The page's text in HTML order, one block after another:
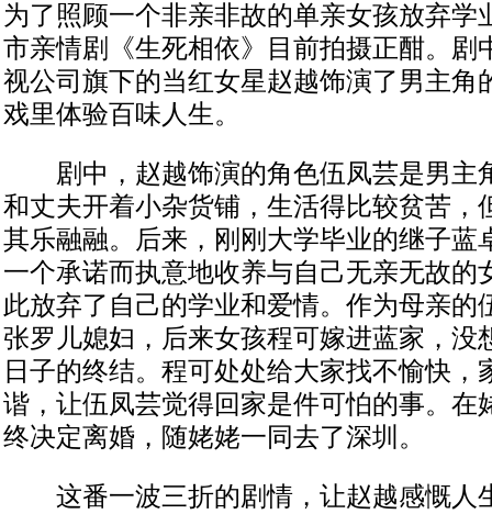
为了照顾一个非亲非故的单亲女孩放弃学
市亲情剧《生死相依》目前拍摄正酣。剧
视公司旗下的当红女星赵越饰演了男主角
戏里体验百味人生。
剧中，赵越饰演的角色伍凤芸是男主
和丈夫开着小杂货铺，生活得比较贫苦，
其乐融融。后来，刚刚大学毕业的继子蓝
一个承诺而执意地收养与自己无亲无故的
此放弃了自己的学业和爱情。作为母亲的
张罗儿媳妇，后来女孩程可嫁进蓝家，没
日子的终结。程可处处给大家找不愉快，
谐，让伍凤芸觉得回家是件可怕的事。在
终决定离婚，随姥姥一同去了深圳。
这番一波三折的剧情，让赵越感慨人